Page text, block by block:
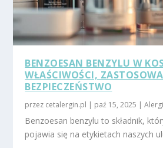
BENZOESAN BENZYLU W
WŁAŚCIWOŚCI,
BEZPIECZEŃSTWO
przez cetalergin.pl | paź 15, 2025 |
Benzoesan benzylu to składnik,
pojawia się na etykietach naszych